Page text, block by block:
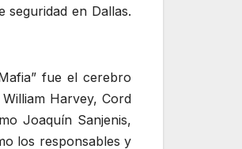
seguridad en Dallas.
fue el cerebro
Harvey, Cord
Joaquín Sanjenis,
los responsables y